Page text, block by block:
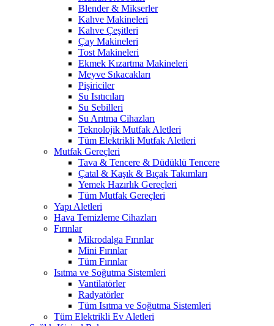
Blender & Mikserler
Kahve Makineleri
Kahve Çeşitleri
Çay Makineleri
Tost Makineleri
Ekmek Kızartma Makineleri
Meyve Sıkacakları
Pişiriciler
Su Isıtıcıları
Su Sebilleri
Su Arıtma Cihazları
Teknolojik Mutfak Aletleri
Tüm Elektrikli Mutfak Aletleri
Mutfak Gereçleri
Tava & Tencere & Düdüklü Tencere
Çatal & Kaşık & Bıçak Takımları
Yemek Hazırlık Gereçleri
Tüm Mutfak Gereçleri
Yapı Aletleri
Hava Temizleme Cihazları
Fırınlar
Mikrodalga Fırınlar
Mini Fırınlar
Tüm Fırınlar
Isıtma ve Soğutma Sistemleri
Vantilatörler
Radyatörler
Tüm Isıtma ve Soğutma Sistemleri
Tüm Elektrikli Ev Aletleri